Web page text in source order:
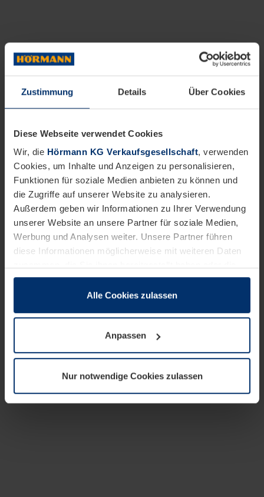
Zustimmung Details Über Cookies
Diese Webseite verwendet Cookies
Wir, die Hörmann KG Verkaufsgesellschaft, verwenden
Cookies, um Inhalte und Anzeigen zu personalisieren,
Funktionen für soziale Medien anbieten zu können und
die Zugriffe auf unserer Website zu analysieren.
Außerdem geben wir Informationen zu Ihrer Verwendung
unserer Website an unsere Partner für soziale Medien,
Werbung und Analysen weiter. Unsere Partner führen
diese Informationen möglicherweise mit weiteren Daten
sie im Rahmen Ihrer Nutzung der Dienste gesammelt
wenn diese für den Betrieb dieser Seite unbedingt
notwendig sind. Für alle anderen Cookie-Typen benötigen
wir Ihre Erlaubnis. Ihre Einwilligung können Sie jederzeit
Datenschutzerklärungunserer Website ändern oder
widerrufen.
Alle Cookies zulassen
Anpassen
Nur notwendige Cookies zulassen